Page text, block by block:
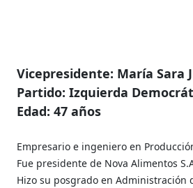
Vicepresidente: María Sara
Partido: Izquierda
Edad: 47 años
Empresario e ingeniero en
Fue presidente de Nova Alimentos
Hizo su posgrado en Administración